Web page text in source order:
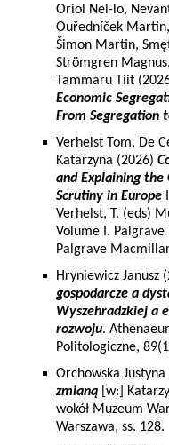
Oriol Nel-lo,
Ouředníček
Šimon Martin,
Strömgren
Tammaru Tiit
Economic
From Segregation
Verhelst Tom, De
Katarzyna (2026)
and Explaining the
Scrutiny in Europe
Verhelst, T. (eds)
Volume I. Palgrave
Palgrave
Hryniewicz Janusz
gospodarcze a
Wyszehradzkiej a
rozwoju.
Politologiczne,
Orchowska Justyna
zmianą [w:]
wokół Muzeum
Warszawa, ss. 128.